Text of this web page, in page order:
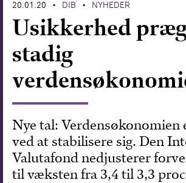
Europapolitik
Forskning
20.01.20 • DIB • NYHEDER
Usikkerhed
stadig
Nye tal: Verdensøkonomien
ved at stabilisere sig. Den
Valutafond nedjusterer
til væksten fra 3,4 til 3,3